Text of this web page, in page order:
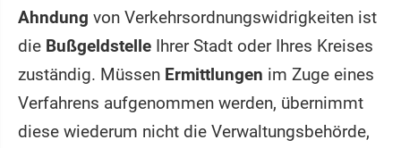
Ahndung von Verkehrsordnungswidrigkeiten ist
die Bußgeldstelle Ihrer Stadt oder Ihres Kreises
zuständig. Müssen Ermittlungen im Zuge eines
Verfahrens aufgenommen werden, übernimmt
diese wiederum nicht die Verwaltungsbehörde,